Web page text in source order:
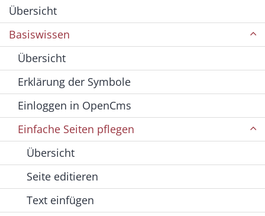
Übersicht
Basiswissen
Übersicht
Erklärung der Symbole
Einloggen in OpenCms
Einfache Seiten pflegen
Übersicht
Seite editieren
Text einfügen